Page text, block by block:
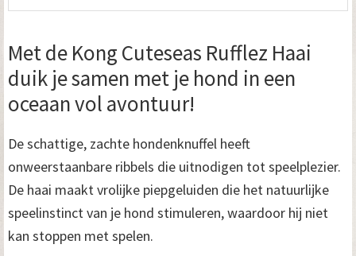
Met de Kong Cuteseas Rufflez Haai
duik je samen met je hond in een
oceaan vol avontuur!
De schattige, zachte hondenknuffel heeft
onweerstaanbare ribbels die uitnodigen tot speelplezier.
De haai maakt vrolijke piepgeluiden die het natuurlijke
speelinstinct van je hond stimuleren, waardoor hij niet
kan stoppen met spelen.